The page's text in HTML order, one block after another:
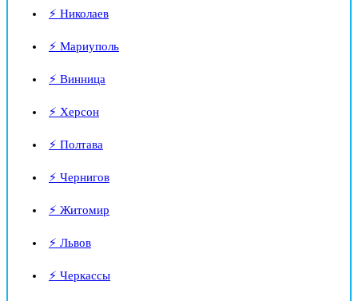
⚡ Николаев
⚡ Мариуполь
⚡ Винница
⚡ Херсон
⚡ Полтава
⚡ Чернигов
⚡ Житомир
⚡ Львов
⚡ Черкассы